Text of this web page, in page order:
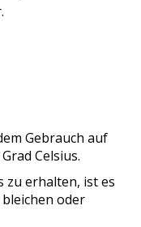
Gebrauch auf
Celsius.
zu erhalten, ist es
oder